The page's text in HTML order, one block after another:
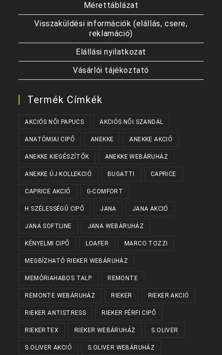
Mérettáblázat
Visszaküldési információk (elállás, csere,
reklamáció)
Elállási nyilatkozat
Vásárlói tájékoztató
Termék Címkék
AKCIÓS NŐI PAPUCS AKCIÓS NŐI SZANDÁL
ANATÓMIAI CIPŐ ANEKKE ANEKKE AKCIÓ
ANEKKE KIEGÉSZÍTŐK ANEKKE WEBÁRUHÁZ
ANEKKE ÚJ KOLLEKCIÓ BUGATTI CAPRICE
CAPRICE AKCIÓ G-COMFORT
H SZÉLESSÉGŰ CIPŐ JANA JANA AKCIÓ
JANA SOFTLINE JANA WEBÁRUHÁZ
KÉNYELMI CIPŐ LOAFER MARCO TOZZI
MEGBÍZHATÓ RIEKER WEBÁRUHÁZ
MEMÓRIAHABOS TALP REMONTE
REMONTE WEBÁRUHÁZ RIEKER RIEKER AKCIÓ
RIEKER ANTISTRESS RIEKER FÉRFI CIPŐ
RIEKERTEX RIEKER WEBÁRUHÁZ S.OLIVER
S.OLIVER AKCIÓ S.OLIVER WEBÁRUHÁZ